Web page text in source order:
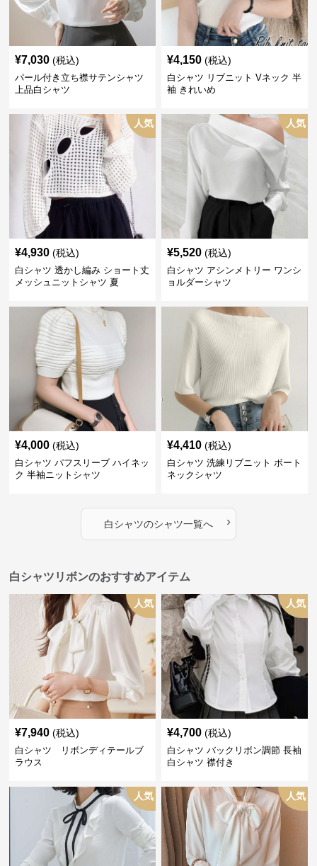
¥7,030 (税込)
パール付き立ち襟サテンシャツ
上品白シャツ
¥4,150 (税込)
白シャツ リブニット Vネック 半
袖 きれいめ
人気
¥4,930 (税込)
白シャツ 透かし編み ショート丈
メッシュニットシャツ 夏
人気
¥5,520 (税込)
白シャツ アシンメトリー ワンシ
ョルダーシャツ
¥4,000 (税込)
白シャツ パフスリーブ ハイネッ
ク 半袖ニットシャツ
¥4,410 (税込)
白シャツ 洗練リブニット ボート
ネックシャツ
白シャツのシャツ一覧へ ›
白シャツリボンのおすすめアイテム
人気
¥7,940 (税込)
白シャツ リボンディテールブ
ラウス
人気
¥4,700 (税込)
白シャツ バックリボン調節 長袖
白シャツ 襟付き
人気 人気